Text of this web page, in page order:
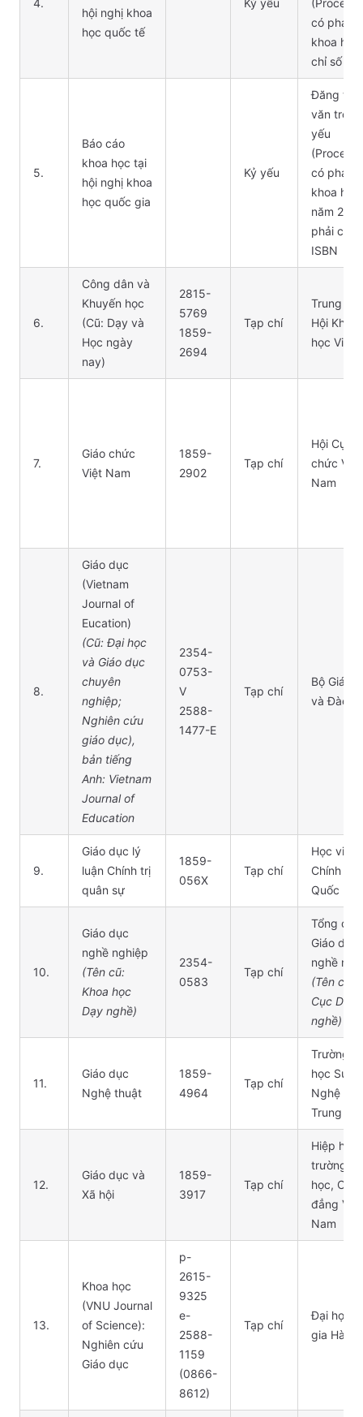
4.
hội nghị khoa
học quốc tế
Kỷ yếu
có phản
khoa
chỉ số
5.
Báo cáo
khoa học tại
hội nghị khoa
học quốc gia
Kỷ yếu
Đăng
văn
yếu
có phản
khoa
năm 2017
phải có
ISBN
6.
Công dân và
Khuyến học
(Cũ: Dạy và
Học ngày
nay)
2815-
5769
1859-
2694
Tạp chí
Trung
Hội
học Việt
7.
Giáo chức
Việt Nam
1859-
2902
Tạp chí
Hội Cựu
chức Việt
Nam
8.
Giáo dục
(Vietnam
Journal of
Eucation)
(Cũ: Đại học
và Giáo dục
chuyên
nghiệp;
Nghiên cứu
giáo dục),
bản tiếng
Anh: Vietnam
Journal of
Education
2354-
0753-
V
2588-
1477-E
Tạp chí
Bộ Giáo
và Đào
9.
Giáo dục lý
luận Chính trị
quân sự
1859-
056X
Tạp chí
Học viện
Chính trị,
Quốc
10.
Giáo dục
nghề nghiệp
(Tên cũ:
Khoa học
Dạy nghề)
2354-
0583
Tạp chí
Tổng cục
Giáo dục
nghề
(Tên cũ:
Cục Dạy
nghề)
11.
Giáo dục
Nghệ thuật
1859-
4964
Tạp chí
Trường
học Sư
Nghệ
Trung
12.
Giáo dục và
Xã hội
1859-
3917
Tạp chí
Hiệp hội
trường
học, Cao
đẳng Việt
Nam
13.
Khoa học
(VNU Journal
of Science):
Nghiên cứu
Giáo dục
p-
2615-
9325
e-
2588-
1159
(0866-
8612)
Tạp chí
Đại học
gia Hà